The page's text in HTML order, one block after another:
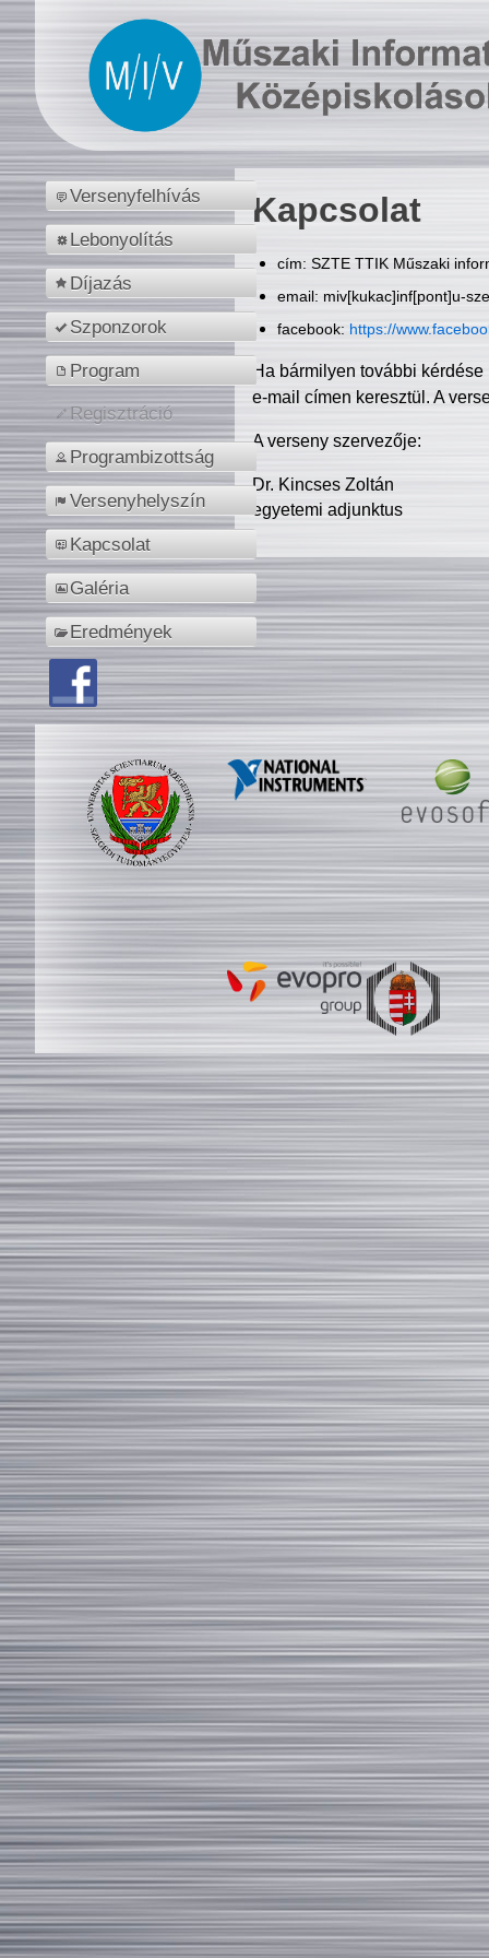
Versenyfelhívás
Lebonyolítás
Díjazás
Szponzorok
Program
Regisztráció
Programbizottság
Versenyhelyszín
Kapcsolat
Galéria
Eredmények
Kapcsolat
cím: SZTE TTIK Műszaki
email: miv[kukac]inf[pont]u-
facebook: https://
Ha bármilyen további
e-mail címen keresztül. A
A verseny szervezője:
Dr. Kincses Zoltán
egyetemi adjunktus